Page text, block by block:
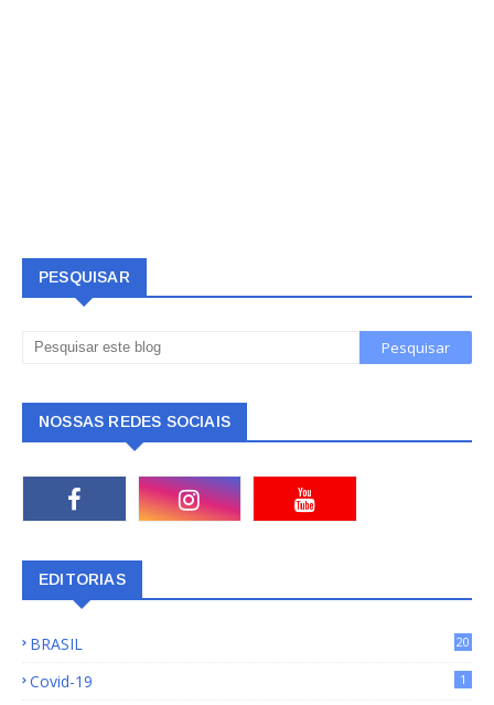
PESQUISAR
NOSSAS REDES SOCIAIS
EDITORIAS
BRASIL
20
Covid-19 1